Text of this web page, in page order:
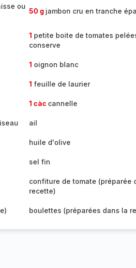
ou
50 g jambon cru en tranche
1 petite boite de tomates
conserve
1 oignon blanc
1 feuille de laurier
1 càc cannelle
ail
huile d'olive
sel fin
confiture de tomate (préparée
recette)
boulettes (préparées dans la